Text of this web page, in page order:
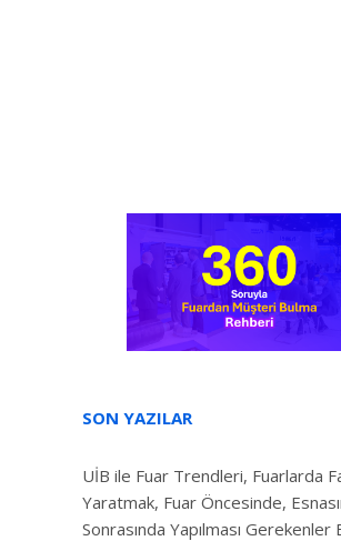
SON YAZILAR
UİB ile Fuar Trendleri, Fuarlarda
Yaratmak, Fuar Öncesinde,
Sonrasında Yapılması Gerekenler